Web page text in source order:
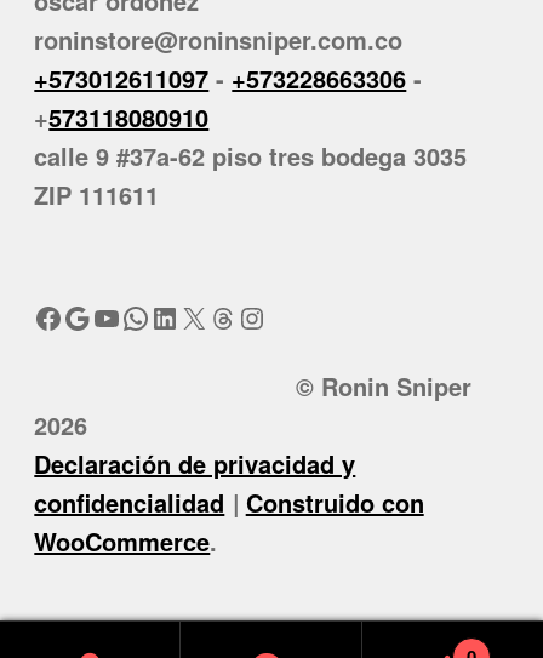
roninstore@roninsniper.com.co
+573012611097 - +573228663306 -
+573118080910
calle 9 #37a-62 piso tres bodega 3035
ZIP 111611
Facebook
Google
YouTube
WhatsApp
LinkedIn
X Threads
Instagram
© Ronin Sniper
2026
Declaración de privacidad y
confidencialidad
Construido con
WooCommerce.